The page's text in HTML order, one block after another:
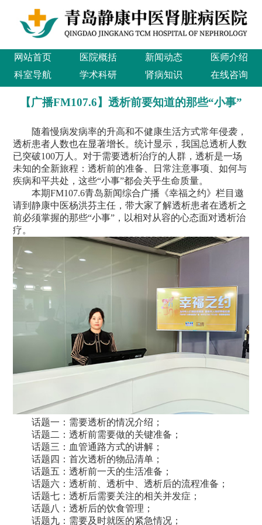
网站首页 医院概括 新闻动态
医师介绍
科室导航
学术科研 肾病知识 在线咨询
【广播FM107.6】透析前要知道的那些“小事”
随着慢病发病率的升高和不健康生活方式常年侵袭，
透析患者人数也在显著增长。统计显示，我国总透析人数
已突破100万人。对于需要透析治疗的人群，透析是一场
未知的全新旅程：透析前的准备、日常注意事项、如何与
疾病和平共处，这些“小事”都会关乎生命质量。
本期FM107.6青岛新闻综合广播《幸福之约》栏目邀
请到静康中医杨洪芬主任，带大家了解透析患者在透析之
前必须掌握的那些“小事”，以相对从容的心态面对透析治
疗。
话题一：需要透析的情况介绍；
话题二：透析前需要做的关键准备；
话题三：血管通路方式的讲解；
话题四：首次透析的物品清单；
话题五：透析前一天的生活准备；
话题六：透析前、透析中、透析后的流程准备；
话题七：透析后需要关注的相关并发症；
话题八：透析后的饮食管理；
话题九：需要及时就医的紧急情况；